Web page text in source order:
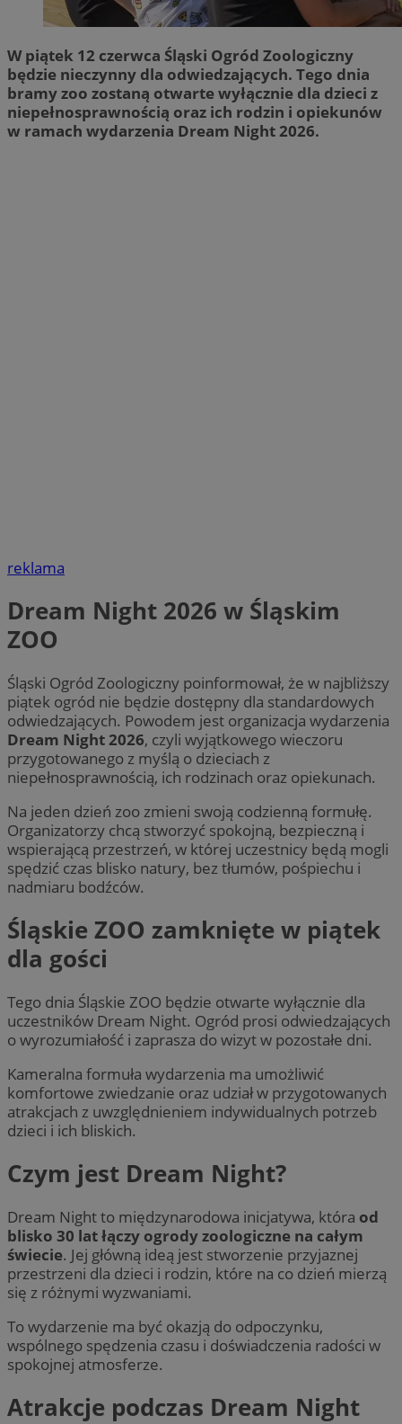
W piątek 12 czerwca Śląski Ogród Zoologiczny
będzie nieczynny dla odwiedzających. Tego dnia
bramy zoo zostaną otwarte wyłącznie dla dzieci z
niepełnosprawnością oraz ich rodzin i opiekunów
w ramach wydarzenia Dream Night 2026.
reklama
Dream Night 2026 w Śląskim
ZOO
Śląski Ogród Zoologiczny poinformował, że w najbliższy
piątek ogród nie będzie dostępny dla standardowych
odwiedzających. Powodem jest organizacja wydarzenia
Dream Night 2026, czyli wyjątkowego wieczoru
przygotowanego z myślą o dzieciach z
niepełnosprawnością, ich rodzinach oraz opiekunach.
Na jeden dzień zoo zmieni swoją codzienną formułę.
Organizatorzy chcą stworzyć spokojną, bezpieczną i
wspierającą przestrzeń, w której uczestnicy będą mogli
spędzić czas blisko natury, bez tłumów, pośpiechu i
nadmiaru bodźców.
Śląskie ZOO zamknięte w piątek
dla gości
Tego dnia Śląskie ZOO będzie otwarte wyłącznie dla
uczestników Dream Night. Ogród prosi odwiedzających
o wyrozumiałość i zaprasza do wizyt w pozostałe dni.
Kameralna formuła wydarzenia ma umożliwić
komfortowe zwiedzanie oraz udział w przygotowanych
atrakcjach z uwzględnieniem indywidualnych potrzeb
dzieci i ich bliskich.
Czym jest Dream Night?
Dream Night to międzynarodowa inicjatywa, która od
blisko 30 lat łączy ogrody zoologiczne na całym
świecie. Jej główną ideą jest stworzenie przyjaznej
przestrzeni dla dzieci i rodzin, które na co dzień mierzą
się z różnymi wyzwaniami.
To wydarzenie ma być okazją do odpoczynku,
wspólnego spędzenia czasu i doświadczenia radości w
spokojnej atmosferze.
Atrakcje podczas Dream Night